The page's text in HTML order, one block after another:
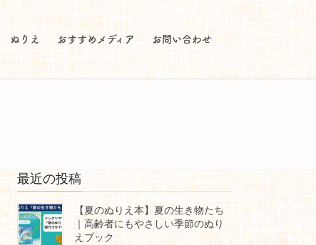
ぬりえ おすすめメディア お問い合わせ
最近の投稿
【夏のぬりえ本】夏の生き物たち
｜高齢者にもやさしい季節のぬり
えブック